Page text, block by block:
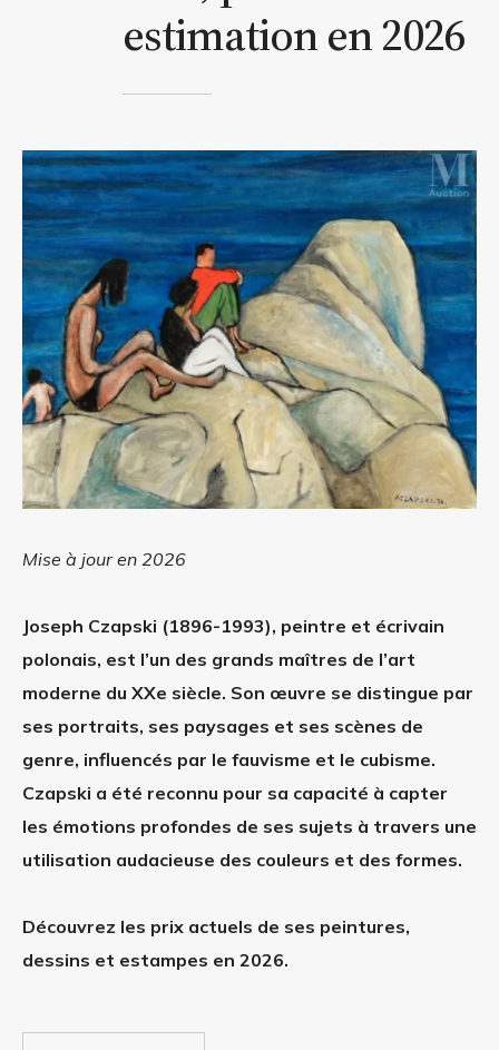
estimation en 2026
Mise à jour en 2026
Joseph Czapski (1896-1993), peintre et écrivain
polonais, est l’un des grands maîtres de l’art
moderne du XXe siècle. Son œuvre se distingue par
ses portraits, ses paysages et ses scènes de
genre, influencés par le fauvisme et le cubisme.
Czapski a été reconnu pour sa capacité à capter
les émotions profondes de ses sujets à travers une
utilisation audacieuse des couleurs et des formes.
Découvrez les prix actuels de ses peintures,
dessins et estampes en 2026.